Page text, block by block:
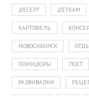
ДЕСЕРТ ДЕТКАМ
КАРТОФЕЛЬ
НОВОСИБИРСК
ПОМИДОРЫ ПОСТ
РАЗВИВАЛКИ